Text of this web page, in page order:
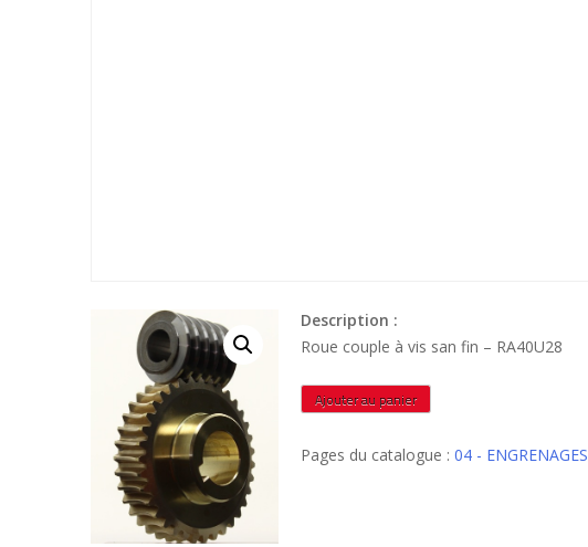
Description :
Roue couple à vis san fin – RA40U28
quantité
de
Ajouter au panier
Pages du catalogue : 04 - ENGRENAGES